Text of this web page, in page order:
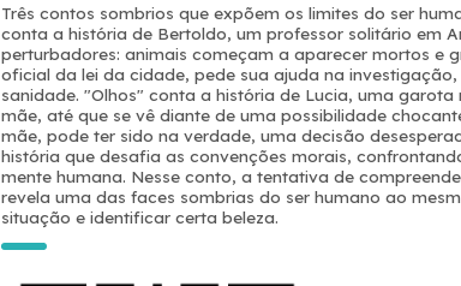
Três contos sombrios que expõem os limites do ser
conta a história de Bertoldo, um professor solitário em
perturbadores: animais começam a aparecer mortos e
oficial da lei da cidade, pede sua ajuda na
sanidade. "Olhos" conta a história de Lucia, uma
mãe, até que se vê diante de uma possibilidade
mãe, pode ter sido na verdade, uma decisão
história que desafia as convenções morais,
mente humana. Nesse conto, a tentativa de
revela uma das faces sombrias do ser humano ao
situação e identificar certa beleza.